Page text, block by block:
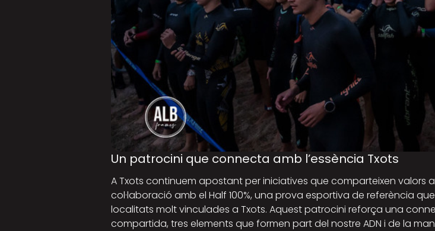
Un patrocini que connecta amb l’essència Txots
A Txots continuem apostant per iniciatives que comparteixen valors
col·laboració amb el Half 100%, una prova esportiva de referència
localitats molt vinculades a Txots. Aquest patrocini reforça una
compartida, tres elements que formen part del nostre ADN i de la